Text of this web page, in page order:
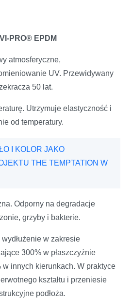
PRO® EPDM
atmosferyczne,
UV. Przewidywany
50 lat.
Utrzymuje elastyczność i
od temperatury.
I KOLOR JAKO
THE TEMPTATION W
Odporny na degradacje
grzyby i bakterie.
w zakresie
300% w płaszczyźnie
innych kierunkach. W praktyce
kształtu i przeniesie
podłoża.